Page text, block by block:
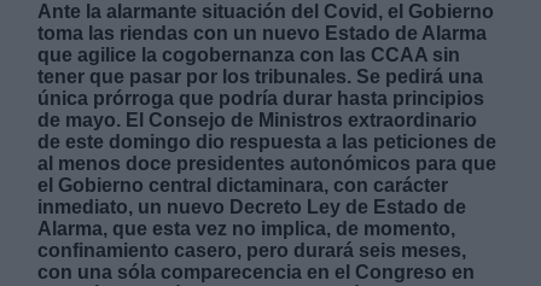
Ante la alarmante situación del Covid, el Gobierno
toma las riendas con un nuevo Estado de Alarma
que agilice la cogobernanza con las CCAA sin
tener que pasar por los tribunales. Se pedirá una
única prórroga que podría durar hasta principios
de mayo. El Consejo de Ministros extraordinario
de este domingo dio respuesta a las peticiones de
al menos doce presidentes autonómicos para que
el Gobierno central dictaminara, con carácter
inmediato, un nuevo Decreto Ley de Estado de
Alarma, que esta vez no implica, de momento,
confinamiento casero, pero durará seis meses,
con una sóla comparecencia en el Congreso en
Destinatarios:
Derechos: